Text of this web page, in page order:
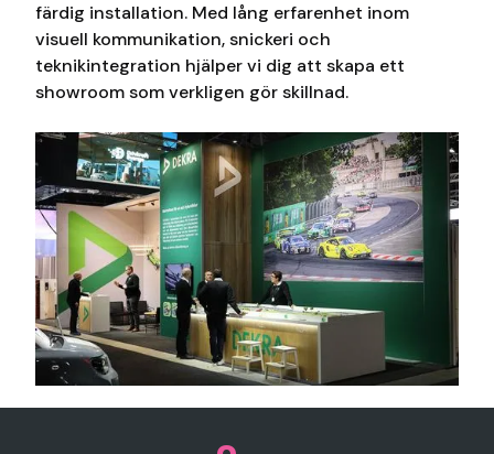
färdig installation. Med lång erfarenhet inom
visuell kommunikation, snickeri och
teknikintegration hjälper vi dig att skapa ett
showroom som verkligen gör skillnad.